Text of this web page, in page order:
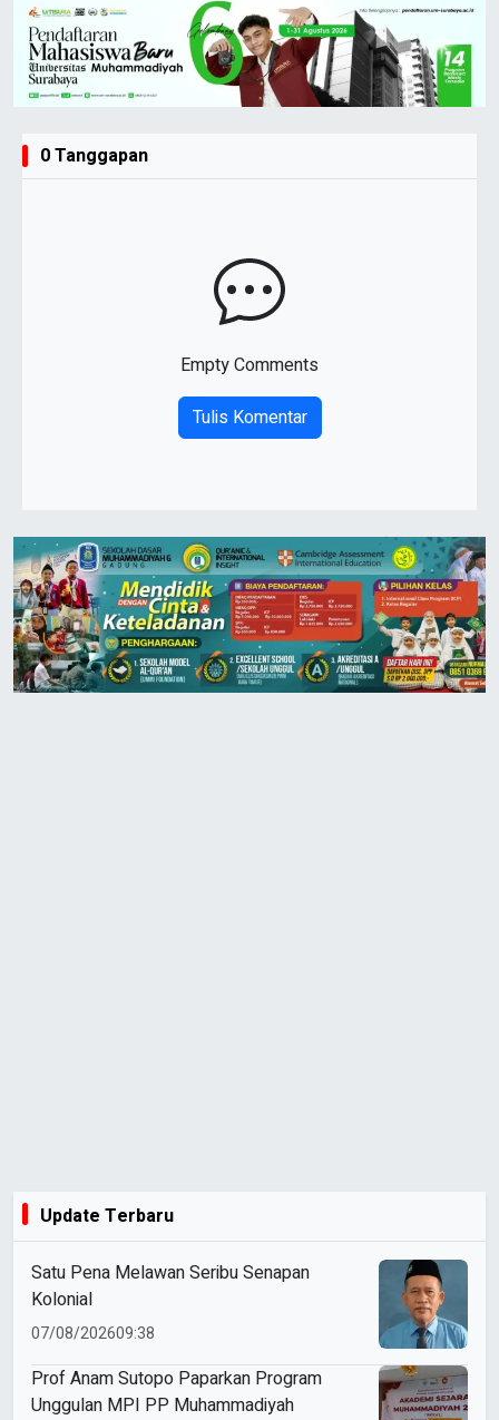
0 Tanggapan
Empty Comments
Tulis Komentar
Update Terbaru
Satu Pena Melawan Seribu Senapan
Kolonial
07/08/202609:38
Prof Anam Sutopo Paparkan Program
Unggulan MPI PP Muhammadiyah